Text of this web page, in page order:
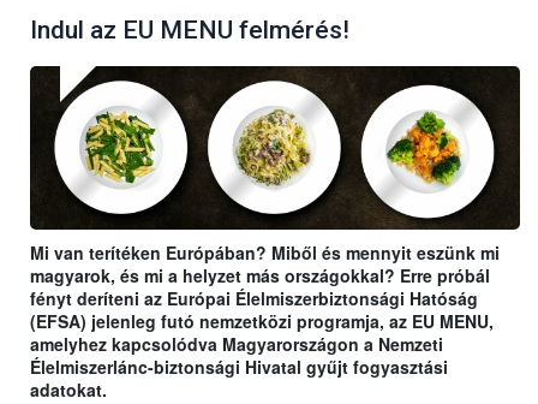
Indul az EU MENU felmérés!
Mi van terítéken Európában? Miből és mennyit eszünk mi
magyarok, és mi a helyzet más országokkal? Erre próbál
fényt deríteni az Európai Élelmiszerbiztonsági Hatóság
(EFSA) jelenleg futó nemzetközi programja, az EU MENU,
amelyhez kapcsolódva Magyarországon a Nemzeti
Élelmiszerlánc-biztonsági Hivatal gyűjt fogyasztási
adatokat.